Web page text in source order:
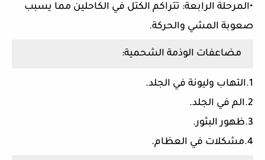
•المرحلة الرابعة: تتراكم الكتل في الكاحلين مما يسبب
صعوبة المشي والحركة.
مضاعفات الوذمة الشحمية:
1.التهاب وليونة في الجلد.
2.الم في الجلد.
3.ظهور البثور.
4.مشكلات في العظام.